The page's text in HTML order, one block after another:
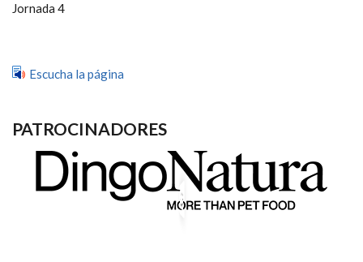
Jornada 4
Escucha la página
PATROCINADORES